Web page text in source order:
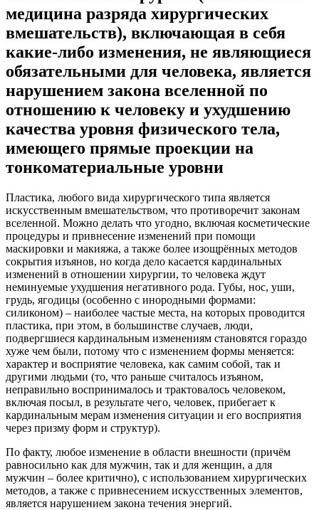
медицина разряда хирургических
вмешательств), включающая в себя
какие-либо изменения, не являющиеся
обязательными для человека, является
нарушением закона вселенной по
отношению к человеку и ухудшению
качества уровня физического тела,
имеющего прямые проекции на
тонкоматериальные уровни
Пластика, любого вида хирургического типа является
искусственным вмешательством, что противоречит законам
вселенной. Можно делать что угодно, включая косметические
процедуры и привнесение изменений при помощи
маскировки и макияжа, а также более изощрённых методов
сокрытия изъянов, но когда дело касается кардинальных
изменений в отношении хирургии, то человека ждут
неминуемые ухудшения негативного рода. Губы, нос, уши,
грудь, ягодицы (особенно с инородными формами:
силиконом) – наиболее частые места, на которых проводится
пластика, при этом, в большинстве случаев, люди,
подвергшиеся кардинальным изменениям становятся гораздо
хуже чем были, потому что с изменением формы меняется:
характер и восприятие человека, как самим собой, так и
другими людьми (то, что раньше считалось изъяном,
неправильно воспринималось и трактовалось человеком,
включая посыл, в результате чего, человек, прибегает к
кардинальным мерам изменения ситуации и его восприятия
через призму форм и структур).
По факту, любое изменение в области внешности (причём
равносильно как для мужчин, так и для женщин, а для
мужчин – более критично), с использованием хирургических
методов, а также с привнесением искусственных элементов,
является нарушением закона течения энергий.